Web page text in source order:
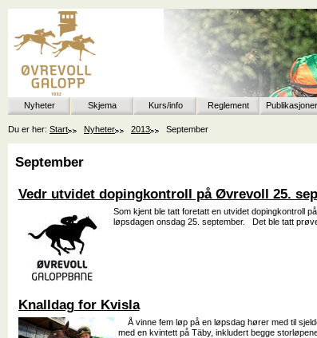
Nyheter Skjema Kurs/info Reglement Publikasjoner
Du er her: Start Nyheter 2013 September
September
Vedr utvidet dopingkontroll på Øvrevoll 25.
Som kjent ble tatt foretatt en utvidet dopingkontroll
løpsdagen onsdag 25. september. Det ble tatt
Knalldag for Kvisla
Å vinne fem løp på en løpsdag hører med til
med en kvintett på Täby, inkludert begge